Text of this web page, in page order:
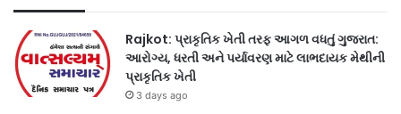
Rajkot: પ્રાકૃતિક ખેતી તરફ આગળ વધતું ગુજરાત:
આરોગ્ય, ધરતી અને પર્યાવરણ માટે લાભદાયક મેથીની
પ્રાકૃતિક ખેતી
3 days ago